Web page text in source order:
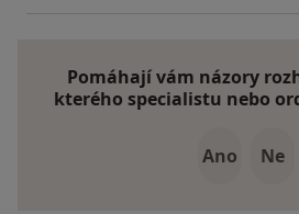
Pomáhají vám názory
kterého specialistu nebo
Ano Ne